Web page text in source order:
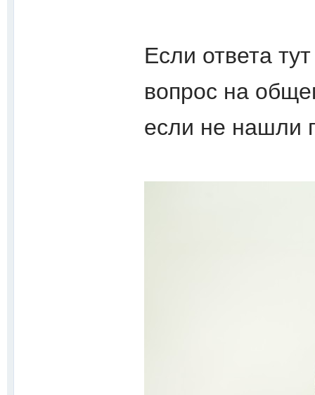
Если ответа
вопрос на
если не нашли